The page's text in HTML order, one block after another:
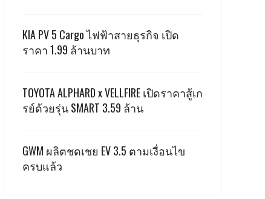
KIA PV 5 Cargo ไฟฟ้าสายธุรกิจ เปิด
ราคา 1.99 ล้านบาท
TOYOTA ALPHARD x VELLFIRE เปิดราคาสู้เก
รย์ด้วยรุ่น SMART 3.59 ล้าน
GWM ผลิตชดเชย EV 3.5 ตามเงื่อนไข
ครบแล้ว